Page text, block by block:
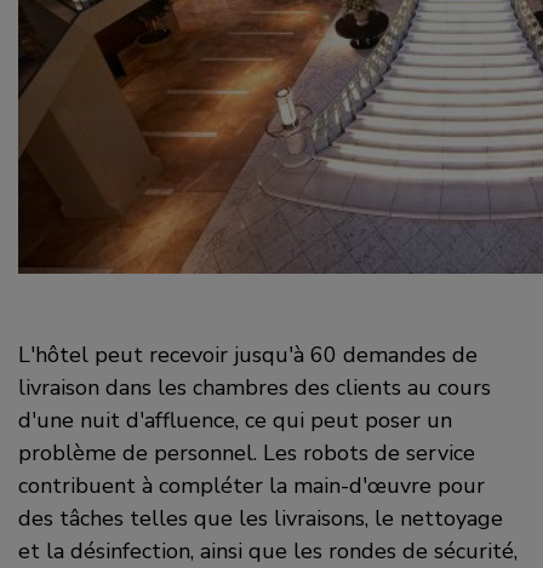
L'hôtel peut recevoir jusqu'à 60 demandes de
livraison dans les chambres des clients au cours
d'une nuit d'affluence, ce qui peut poser un
problème de personnel. Les robots de service
contribuent à compléter la main-d'œuvre pour
des tâches telles que les livraisons, le nettoyage
et la désinfection, ainsi que les rondes de sécurité,